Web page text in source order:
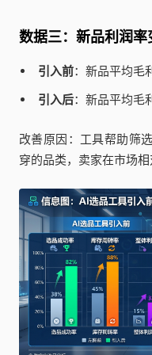
数据三：新品利润率
引入前：新品平均毛
引入后：新品平均毛
改善原因：工具帮助筛
穿的品类，卖家在市场